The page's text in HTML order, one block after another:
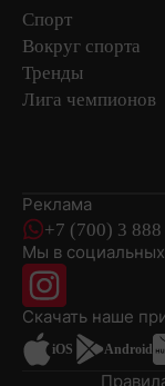
Спорт
Вокруг спорта
Тренды
Лига чемпионов
Реклама
+7 (700) 3 888
Мы в социальных
Скачать наше
iOS Android